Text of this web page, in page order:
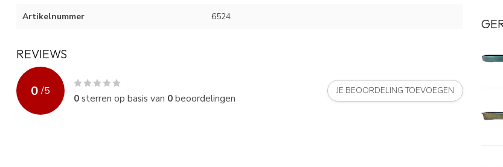
Artikelnummer 6524
REVIEWS
0 /5
0sterren op basis van 0beoordelingen
JE BEOORDELING TOEVOEGEN